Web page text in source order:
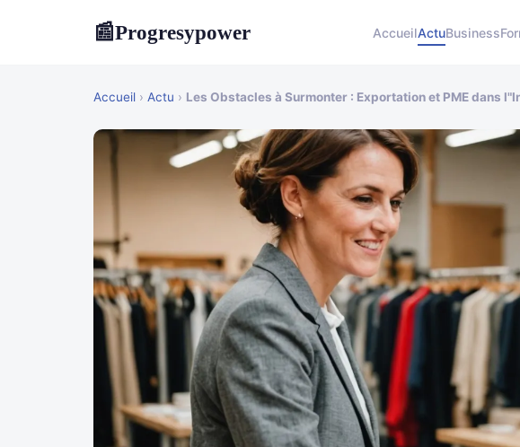
📰Progresypower AccueilActuBusiness
Accueil › Actu › Les Obstacles à Surmonter : Exportation et PME dans